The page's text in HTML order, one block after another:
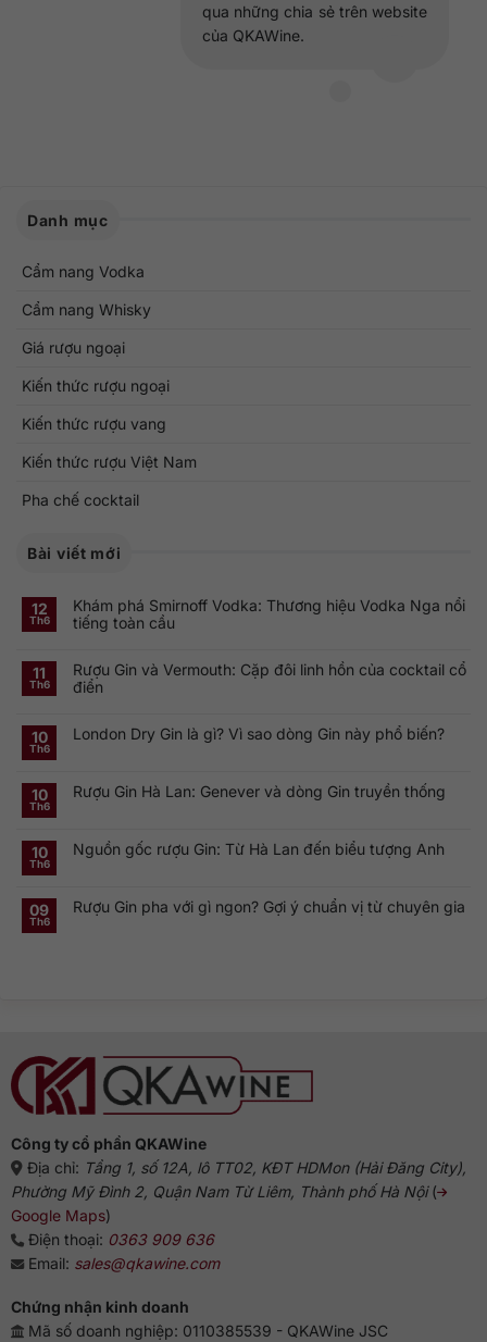
qua những chia sẻ trên website
của QKAWine.
Danh mục
Cẩm nang Vodka
Cẩm nang Whisky
Giá rượu ngoại
Kiến thức rượu ngoại
Kiến thức rượu vang
Kiến thức rượu Việt Nam
Pha chế cocktail
Bài viết mới
12
Th6
Khám phá Smirnoff Vodka: Thương hiệu Vodka Nga nổi
tiếng toàn cầu
bình
luận
ở
Vodka:
Nga
nổi
11
Th6
Rượu Gin và Vermouth: Cặp đôi linh hồn của cocktail cổ
điển
bình
luận
và
Vermouth:
hồn
của
10
Th6
London Dry Gin là gì? Vì sao dòng Gin này phổ biến?
luận
ở
là
Gin
10
Th6
Rượu Gin Hà Lan: Genever và dòng Gin truyền thống
luận
ở
Lan:
Genever
10
Th6
Nguồn gốc rượu Gin: Từ Hà Lan đến biểu tượng Anh
luận
ở
09
Th6
Rượu Gin pha với gì ngon? Gợi ý chuẩn vị từ chuyên gia
Gợi
ý
chuẩn
vị
từ
chuyên
Công ty cổ phần QKAWine
Địa chỉ: Tầng 1, số 12A, lô TT02, KĐT HDMon (Hải Đăng City),
Phường Mỹ Đình 2, Quận Nam Từ Liêm, Thành phố Hà Nội(
Google Maps)
Điện thoại: 0363 909 636
Email: sales@qkawine.com
Chứng nhận kinh doanh
Mã số doanh nghiệp: 0110385539 - QKAWine JSC